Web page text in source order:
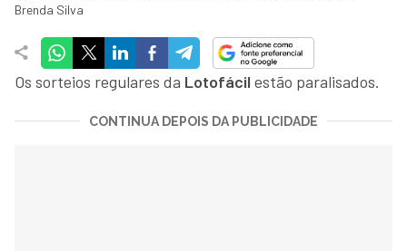
Brenda Silva
Os sorteios regulares da Lotofácil estão paralisados.
CONTINUA DEPOIS DA PUBLICIDADE